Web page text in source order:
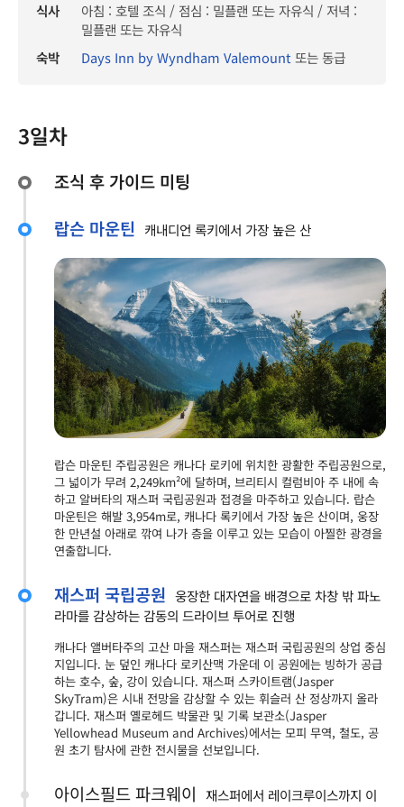
식사
아침 : 호텔 조식 / 점심 : 밀플랜 또는 자유식 / 저녁 :
밀플랜 또는 자유식
숙박
Days Inn by Wyndham Valemount또는 동급
3일차
조식 후 가이드 미팅
랍슨 마운틴
캐내디언 록키에서 가장 높은 산
랍슨 마운틴 주립공원은 캐나다 로키에 위치한 광활한 주립공원으로,
그 넓이가 무려 2,249km²에 달하며, 브리티시 컬럼비아 주 내에 속
하고 알버타의 재스퍼 국립공원과 접경을 마주하고 있습니다. 랍슨
마운틴은 해발 3,954m로, 캐나다 록키에서 가장 높은 산이며, 웅장
한 만년설 아래로 깎여 나가 층을 이루고 있는 모습이 아찔한 광경을
연출합니다.
재스퍼 국립공원 웅장한 대자연을 배경으로 차창 밖 파노
라마를 감상하는 감동의 드라이브 투어로 진행
캐나다 앨버타주의 고산 마을 재스퍼는 재스퍼 국립공원의 상업 중심
지입니다. 눈 덮인 캐나다 로키산맥 가운데 이 공원에는 빙하가 공급
하는 호수, 숲, 강이 있습니다. 재스퍼 스카이트램(Jasper
SkyTram)은 시내 전망을 감상할 수 있는 휘슬러 산 정상까지 올라
갑니다. 재스퍼 옐로헤드 박물관 및 기록 보관소(Jasper
Yellowhead Museum and Archives)에서는 모피 무역, 철도, 공
원 초기 탐사에 관한 전시물을 선보입니다.
아이스필드 파크웨이 재스퍼에서 레이크루이스까지 이